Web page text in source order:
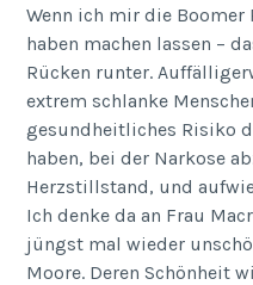
Wenn ich mir die Boomer
haben machen lassen –
Rücken runter.
extrem schlanke
gesundheitliches Risiko
haben, bei der Narkose
Herzstillstand, und
Ich denke da an Frau
jüngst mal wieder
Moore. Deren Schönheit